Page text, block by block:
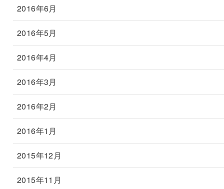
2016年6月
2016年5月
2016年4月
2016年3月
2016年2月
2016年1月
2015年12月
2015年11月